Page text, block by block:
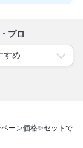
プロ
ーン価格✨セットで